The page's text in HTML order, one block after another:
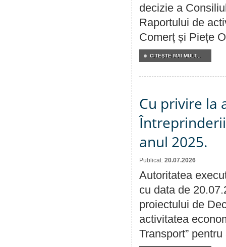
decizie a
Raportului de
Comerț și Piețe
CITEŞTE MAI MULT...
Cu privire la
anul 2025.
Publicat: 20.07.2026
Autoritatea
cu data de
proiectului de
activitatea
Transport” pentru